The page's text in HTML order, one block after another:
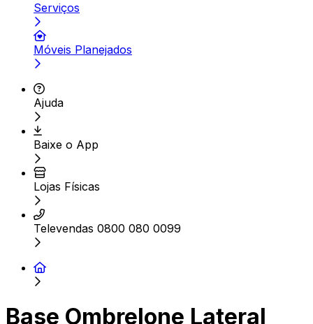
Serviços
Móveis Planejados
Ajuda
Baixe o App
Lojas Físicas
Televendas 0800 080 0099
Base Ombrelone Lateral